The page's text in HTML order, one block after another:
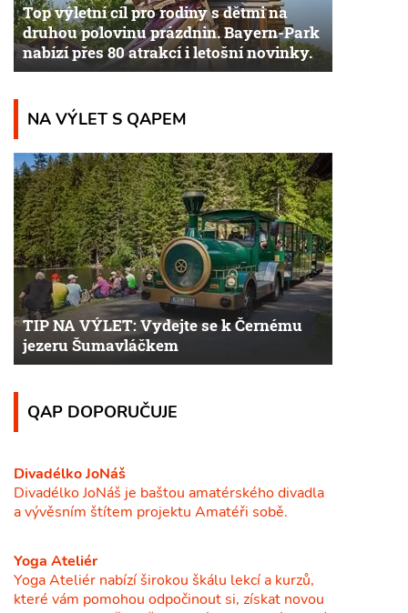
Top výletní cíl pro rodiny s dětmi na
druhou polovinu prázdnin. Bayern-Park
nabízí přes 80 atrakcí i letošní novinky.
NA VÝLET S QAPEM
TIP NA VÝLET: Vydejte se k Černému
jezeru Šumavláčkem
QAP DOPORUČUJE
Divadélko JoNáš
Divadélko JoNáš je baštou amatérského divadla
a vývěsním štítem projektu Amatéři sobě.
Yoga Ateliér
Yoga Ateliér nabízí širokou škálu lekcí a kurzů,
které vám pomohou odpočinout si, získat novou